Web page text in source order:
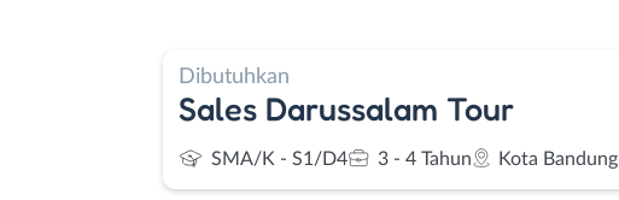
Dibutuhkan
Sales Darussalam Tour
SMA/K - S1/D4 3 - 4 Tahun Kota Bandung